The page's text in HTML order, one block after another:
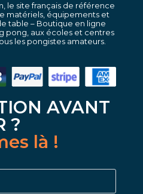
le site français de référence
matériels, équipements et
table – Boutique en ligne
pong, aux écoles et centres
les pongistes amateurs.
AVANT
?
là !